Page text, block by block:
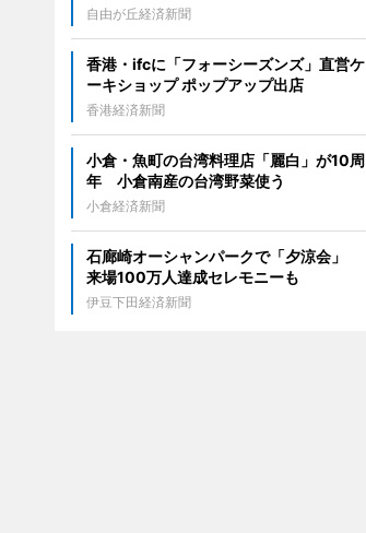
自由が丘経済新聞
香港・ifcに「フォーシーズンズ」直営ケ
ーキショップ ポップアップ出店
香港経済新聞
小倉・魚町の台湾料理店「麗白」が10周
年 小倉南産の台湾野菜使う
小倉経済新聞
石廊崎オーシャンパークで「夕涼会」
来場100万人達成セレモニーも
伊豆下田経済新聞